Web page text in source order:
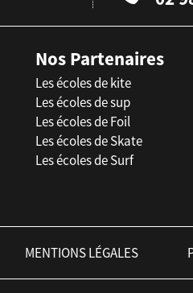
Nos Partenaires
Les écoles de kite
Les écoles de sup
Les écoles de Foil
Les écoles de Skate
Les écoles de Surf
MENTIONS LÉGALES